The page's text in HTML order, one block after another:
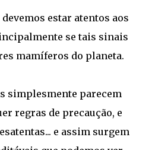
estar atentos aos
se tais sinais
mamíferos do planeta.
simplesmente parecem
regras de precaução, e
e assim surgem